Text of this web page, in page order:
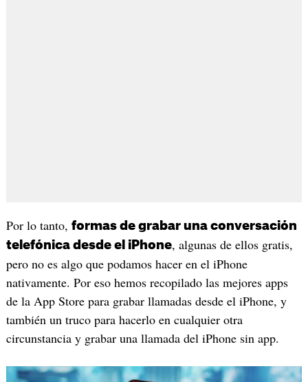
Por lo tanto, formas de grabar una conversación
telefónica desde el iPhone, algunas de ellos gratis,
pero no es algo que podamos hacer en el iPhone
nativamente. Por eso hemos recopilado las mejores apps
de la App Store para grabar llamadas desde el iPhone, y
también un truco para hacerlo en cualquier otra
circunstancia y grabar una llamada del iPhone sin app.